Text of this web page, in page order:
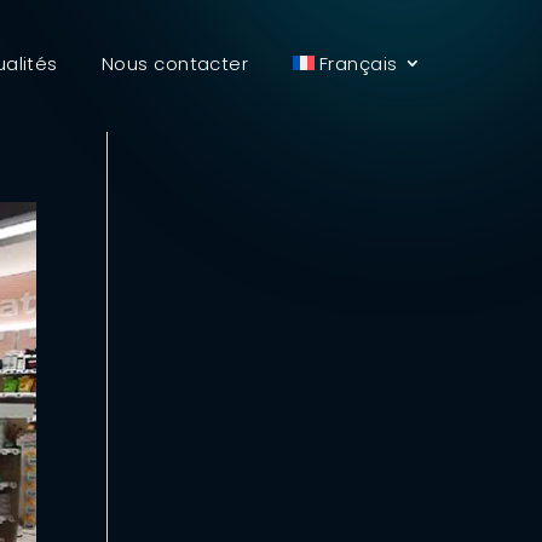
Nous contacter Français